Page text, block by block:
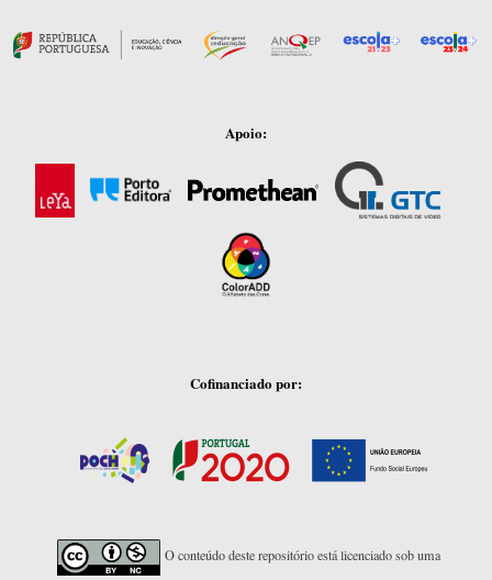
Apoio:
Cofinanciado por:
O conteúdo deste repositório está licenciado sob uma